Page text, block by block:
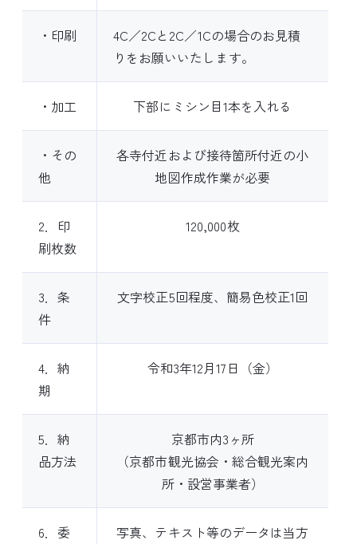
・印刷
4C／2Cと2C／1Cの場合のお見積
りをお願いいたします。
・加工 下部にミシン目1本を入れる
・その
他
各寺付近および接待箇所付近の小
地図作成作業が必要
2．印
刷枚数
120,000枚
3．条
件
文字校正5回程度、簡易色校正1回
4．納
期
令和3年12月17日（金）
5．納
品方法
京都市内3ヶ所
（京都市観光協会・総合観光案内
所・設営事業者）
6．委
写真、テキスト等のデータは当方